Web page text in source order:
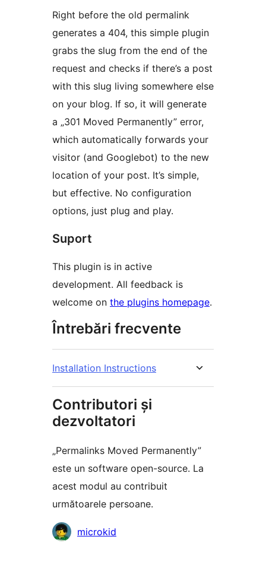
Right before the old permalink
generates a 404, this simple plugin
grabs the slug from the end of the
request and checks if there’s a post
with this slug living somewhere else
on your blog. If so, it will generate
a „301 Moved Permanently” error,
which automatically forwards your
visitor (and Googlebot) to the new
location of your post. It’s simple,
but effective. No configuration
options, just plug and play.
Suport
This plugin is in active
development. All feedback is
welcome on the plugins homepage.
Întrebări frecvente
Installation Instructions
Contributori și
dezvoltatori
„Permalinks Moved Permanently”
este un software open-source. La
acest modul au contribuit
următoarele persoane.
Contributori
microkid